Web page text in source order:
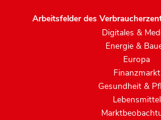
Arbeitsfelder des
Digitales &
Energie &
Europa
Finanzmarkt
Gesundheit &
Lebensmittel